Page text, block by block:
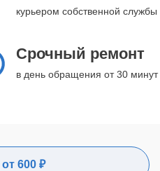
курьером собственной службы
Срочный ремонт
в день обращения от 30 минут
от 600 ₽